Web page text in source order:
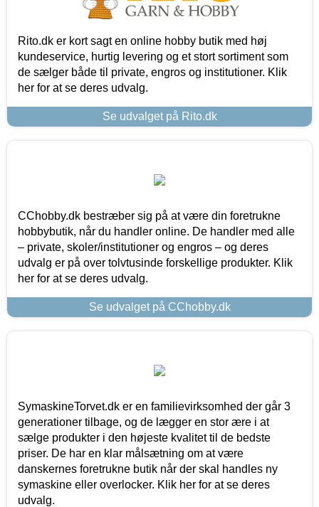
Rito.dk er kort sagt en online hobby butik med høj
kundeservice, hurtig levering og et stort sortiment som
de sælger både til private, engros og institutioner. Klik
her for at se deres udvalg.
Se udvalget på Rito.dk
CChobby.dk bestræber sig på at være din foretrukne
hobbybutik, når du handler online. De handler med alle
– private, skoler/institutioner og engros – og deres
udvalg er på over tolvtusinde forskellige produkter. Klik
her for at se deres udvalg.
Se udvalget på CChobby.dk
SymaskineTorvet.dk er en familievirksomhed der går 3
generationer tilbage, og de lægger en stor ære i at
sælge produkter i den højeste kvalitet til de bedste
priser. De har en klar målsætning om at være
danskernes foretrukne butik når der skal handles ny
symaskine eller overlocker. Klik her for at se deres
udvalg.